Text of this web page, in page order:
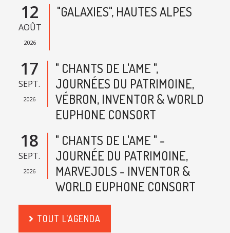
12
AOÛT
2026
"GALAXIES", HAUTES ALPES
17
SEPT.
2026
" CHANTS DE L'AME ",
JOURNÉES DU PATRIMOINE,
VÉBRON, INVENTOR & WORLD
EUPHONE CONSORT
18
SEPT.
2026
" CHANTS DE L'AME " -
JOURNÉE DU PATRIMOINE,
MARVEJOLS - INVENTOR &
WORLD EUPHONE CONSORT
TOUT L'AGENDA